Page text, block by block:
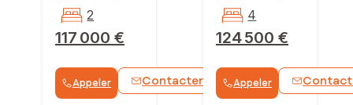
117 000 €
2
Appeler Contacter WhatsApp
124 500 €
4
Appeler